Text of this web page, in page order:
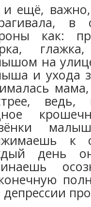
ещё,
в
как:
на
и ухода
ведь,
к
день